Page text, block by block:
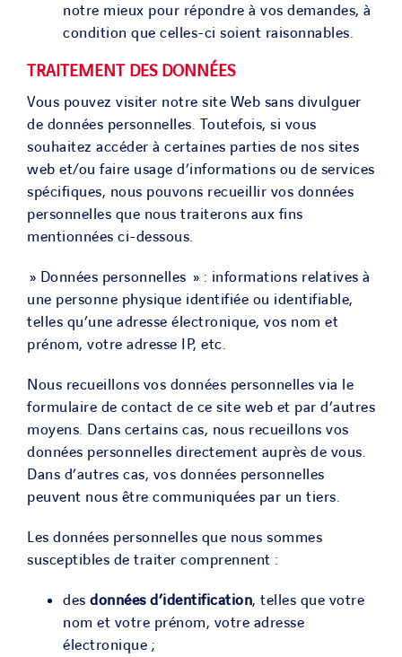
notre mieux pour répondre à vos demandes, à
condition que celles-ci soient raisonnables.
TRAITEMENT DES DONNÉES
Vous pouvez visiter notre site Web sans divulguer
de données personnelles. Toutefois, si vous
souhaitez accéder à certaines parties de nos sites
web et/ou faire usage d’informations ou de services
spécifiques, nous pouvons recueillir vos données
personnelles que nous traiterons aux fins
mentionnées ci-dessous.
» Données personnelles » : informations relatives à
une personne physique identifiée ou identifiable,
telles qu’une adresse électronique, vos nom et
prénom, votre adresse IP, etc.
Nous recueillons vos données personnelles via le
formulaire de contact de ce site web et par d’autres
moyens. Dans certains cas, nous recueillons vos
données personnelles directement auprès de vous.
Dans d’autres cas, vos données personnelles
peuvent nous être communiquées par un tiers.
Les données personnelles que nous sommes
susceptibles de traiter comprennent :
des données d’identification, telles que votre
nom et votre prénom, votre adresse
électronique ;